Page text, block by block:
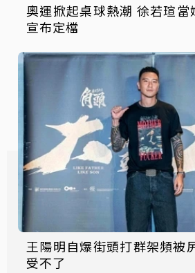
奧運掀起桌球熱潮 徐若瑄當
宣布定檔
王陽明自爆街頭打群架頻被
受不了